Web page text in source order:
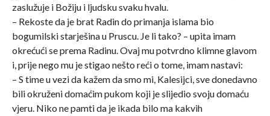
zaslužuje i Božiju i ljudsku svaku hvalu.
– Rekoste da je brat Radin do primanja islama bio
bogumilski starješina u Pruscu. Je li tako? – upita imam
okrećući se prema Radinu. Ovaj mu potvrdno klimne glavom
i, prije nego mu je stigao nešto reći o tome, imam nastavi:
– S time u vezi da kažem da smo mi, Kalesijci, sve donedavno
bili okruženi domaćim pukom koji je slijedio svoju domaću
vjeru. Niko ne pamti da je ikada bilo ma kakvih